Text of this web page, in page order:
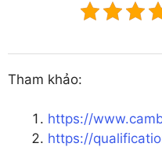
Tham khảo:
https://
https://